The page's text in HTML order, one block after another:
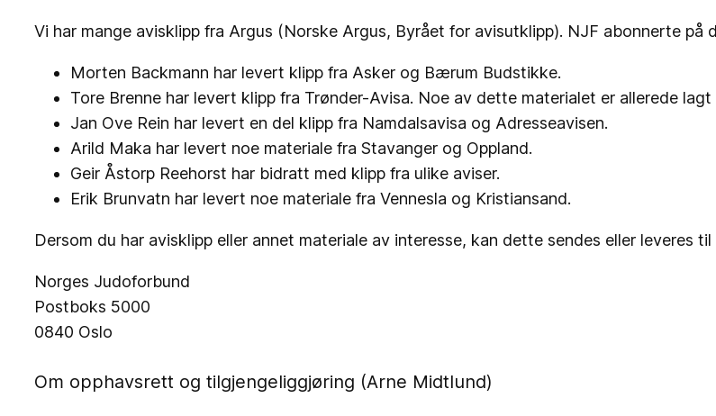
Vi har mange avisklipp fra Argus (Norske Argus, Byrået for avisutklipp). NJF abonnerte på
Morten Backmann har levert klipp fra Asker og Bærum Budstikke.
Tore Brenne har levert klipp fra Trønder-Avisa. Noe av dette materialet er allerede lagt
Jan Ove Rein har levert en del klipp fra Namdalsavisa og Adresseavisen.
Arild Maka har levert noe materiale fra Stavanger og Oppland.
Geir Åstorp Reehorst har bidratt med klipp fra ulike aviser.
Erik Brunvatn har levert noe materiale fra Vennesla og Kristiansand.
Dersom du har avisklipp eller annet materiale av interesse, kan dette sendes eller leveres
Norges Judoforbund
Postboks 5000
0840 Oslo
Om opphavsrett og tilgjengeliggjøring (Arne Midtlund)